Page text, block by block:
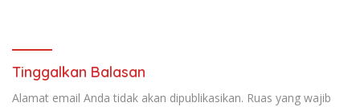
Tinggalkan Balasan
Alamat email Anda tidak akan dipublikasikan. Ruas yang wajib